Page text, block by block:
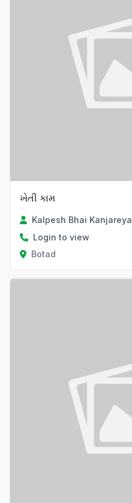
ખેતી કામ
Kalpesh Bhai Kanjareya
Login to view
Botad